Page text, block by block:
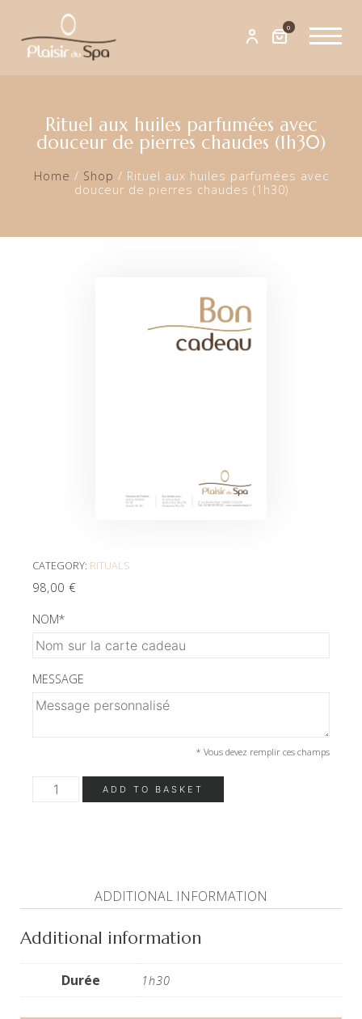
0
Rituel aux huiles parfumées avec
douceur de pierres chaudes (1h30)
Home / Shop / Rituel aux huiles parfumées avec
douceur de pierres chaudes (1h30)
CATEGORY: RITUALS
98,00 €
NOM*
MESSAGE
* Vous devez remplir ces champs
Rituel
quantity
ADD TO BASKET
ADDITIONAL INFORMATION
Additional information
Durée 1h30